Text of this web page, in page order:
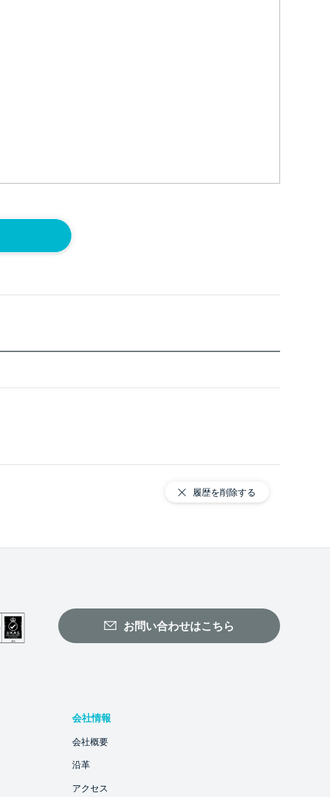
履歴を削除する
お問い合わせはこちら
会社情報
会社概要
沿革
アクセス